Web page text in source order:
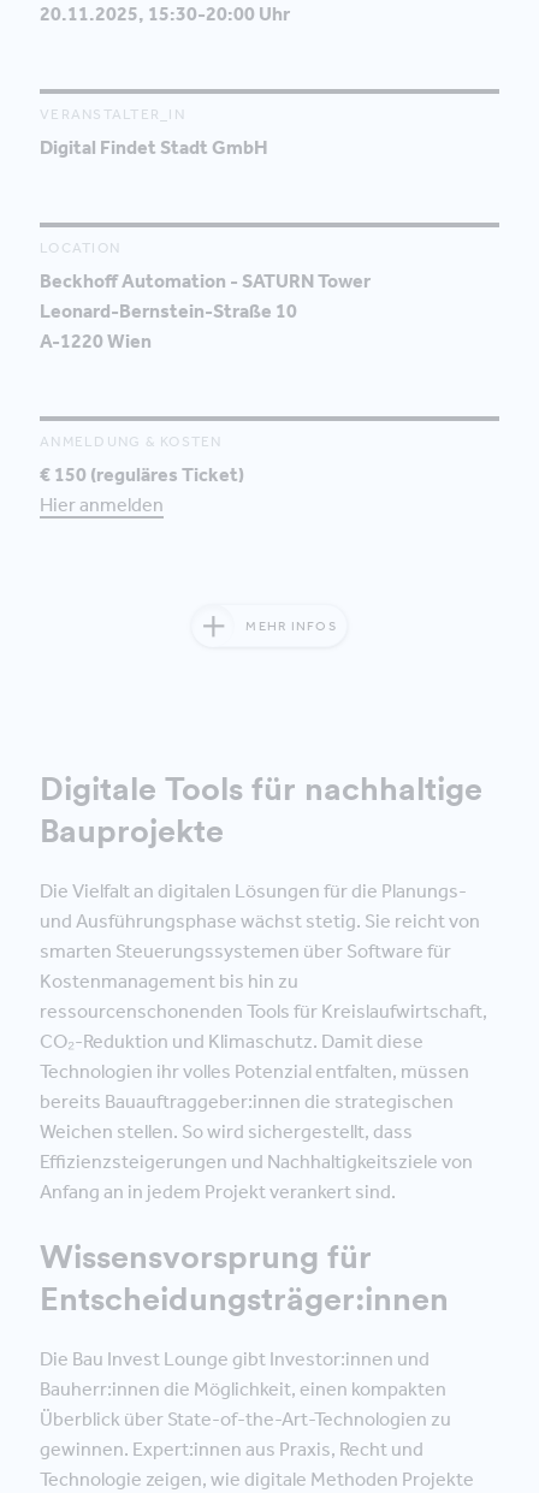
20.11.2025, 15:30-20:00 Uhr
VERANSTALTER_IN
Digital Findet Stadt GmbH
LOCATION
Beckhoff Automation - SATURN Tower
Leonard-Bernstein-Straße 10
A-1220 Wien
ANMELDUNG & KOSTEN
€ 150 (reguläres Ticket)
Hier anmelden
MEHR INFOS
Digitale Tools für nachhaltige
Bauprojekte
Die Vielfalt an digitalen Lösungen für die Planungs-
und Ausführungsphase wächst stetig. Sie reicht von
smarten Steuerungssystemen über Software für
Kostenmanagement bis hin zu
ressourcenschonenden Tools für Kreislaufwirtschaft,
CO₂-Reduktion und Klimaschutz. Damit diese
Technologien ihr volles Potenzial entfalten, müssen
bereits Bauauftraggeber:innen die strategischen
Weichen stellen. So wird sichergestellt, dass
Effizienzsteigerungen und Nachhaltigkeitsziele von
Anfang an in jedem Projekt verankert sind.
Wissensvorsprung für
Entscheidungsträger:innen
Die Bau Invest Lounge gibt Investor:innen und
Bauherr:innen die Möglichkeit, einen kompakten
Überblick über State-of-the-Art-Technologien zu
gewinnen. Expert:innen aus Praxis, Recht und
Technologie zeigen, wie digitale Methoden Projekte